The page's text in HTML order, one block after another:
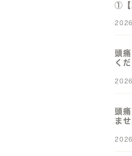
①【
頭
くだ
頭
ませ